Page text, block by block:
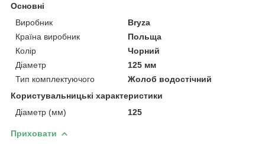
Основні
Виробник
Bryza
Країна виробник
Польща
Колір
Чорний
Діаметр
125 мм
Тип комплектуючого
Жолоб водостічний
Користувальницькі характеристики
Діаметр (мм)
125
Приховати